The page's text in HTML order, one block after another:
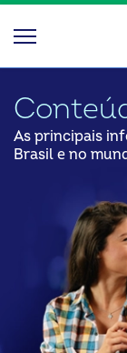
As principais
Brasil e no